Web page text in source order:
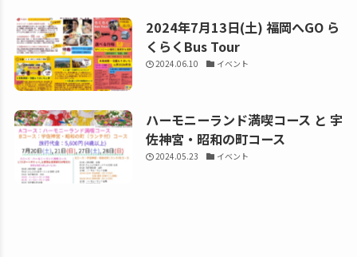
2024年7月13日(土) 福岡へGO ら
くらくBus Tour
2024.06.10 イベント
ハーモニーランド満喫コース と 宇
佐神宮・昭和の町コース
2024.05.23 イベント